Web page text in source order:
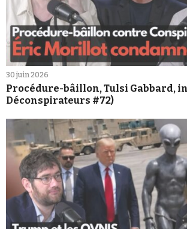
30 juin 2026
Procédure-bâillon, Tulsi Gabbard,
Déconspirateurs #72)